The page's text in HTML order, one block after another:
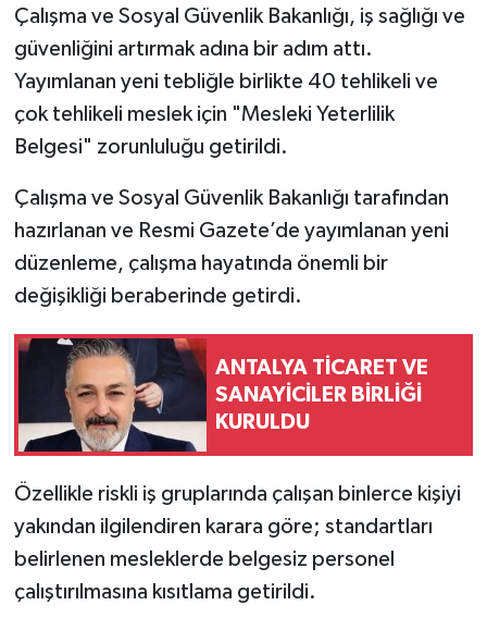
Çalışma ve Sosyal Güvenlik Bakanlığı, iş sağlığı ve
güvenliğini artırmak adına bir adım attı.
Yayımlanan yeni tebliğle birlikte 40 tehlikeli ve
çok tehlikeli meslek için "Mesleki Yeterlilik
Belgesi" zorunluluğu getirildi.
Çalışma ve Sosyal Güvenlik Bakanlığı tarafından
hazırlanan ve Resmi Gazete’de yayımlanan yeni
düzenleme, çalışma hayatında önemli bir
değişikliği beraberinde getirdi.
ANTALYA TİCARET VE
SANAYİCİLER BİRLİĞİ
KURULDU
Özellikle riskli iş gruplarında çalışan binlerce kişiyi
yakından ilgilendiren karara göre; standartları
belirlenen mesleklerde belgesiz personel
çalıştırılmasına kısıtlama getirildi.